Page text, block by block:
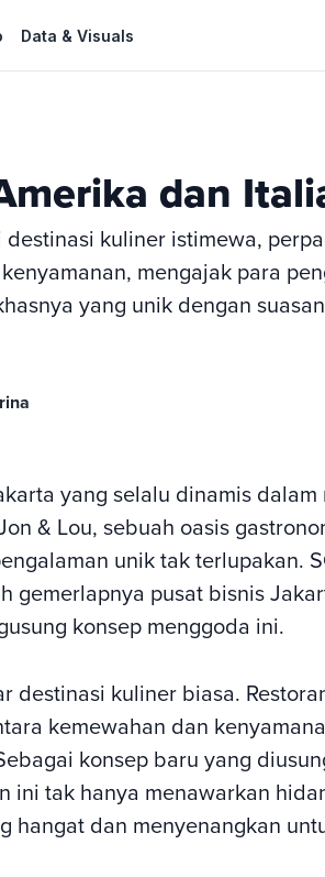
Data & Visuals
dan
kuliner istimewa,
mengajak para
yang unik dengan
yang selalu dinamis
& Lou, sebuah oasis
unik tak terlupakan.
gemerlapnya pusat bisnis
konsep menggoda ini.
destinasi kuliner biasa.
kemewahan dan
konsep baru yang
ini tak hanya menawarkan
hangat dan menyenangkan